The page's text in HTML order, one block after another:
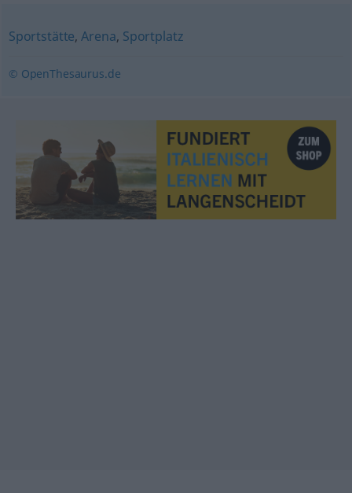
Sportstätte,Arena, Sportplatz
© OpenThesaurus.de